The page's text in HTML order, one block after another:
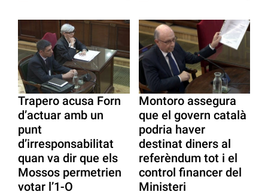
Trapero acusa Forn
d’actuar amb un
punt
d’irresponsabilitat
quan va dir que els
Mossos permetrien
votar l’1-O
Montoro assegura
que el govern català
podria haver
destinat diners al
referèndum tot i el
control financer del
Ministeri